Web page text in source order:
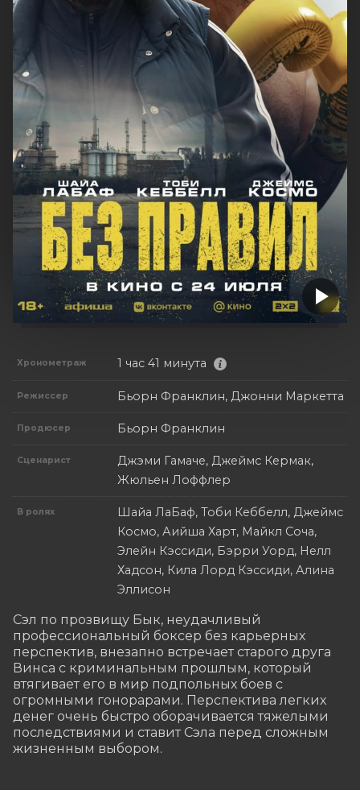
Хронометраж 1 час 41 минута
Режиссер Бьорн Франклин, Джонни Маркетта
Продюсер Бьорн Франклин
Сценарист
Джэми Гамаче, Джеймс Кермак,
Жюльен Лоффлер
В ролях
Шайа ЛаБаф, Тоби Кеббелл, Джеймс
Космо, Аийша Харт, Майкл Соча,
Элейн Кэссиди, Бэрри Уорд, Нелл
Хадсон, Кила Лорд Кэссиди, Алина
Эллисон
Сэл по прозвищу Бык, неудачливый
профессиональный боксер без карьерных
перспектив, внезапно встречает старого друга
Винса с криминальным прошлым, который
втягивает его в мир подпольных боев с
огромными гонорарами. Перспектива легких
денег очень быстро оборачивается тяжелыми
последствиями и ставит Сэла перед сложным
жизненным выбором.